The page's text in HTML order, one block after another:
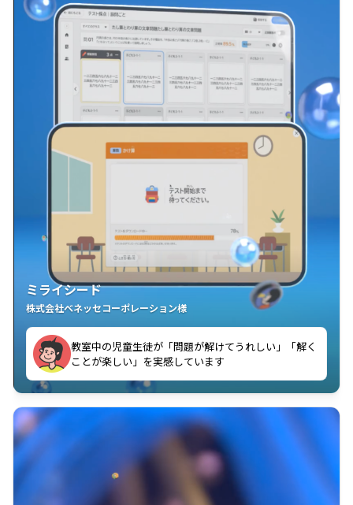
ミライシード
株式会社ベネッセコーポレーション様
児童生徒たちが自ら「学び合う」全員参加の授業が実
現しました
児童一人ひとりが理解度に応じて楽しく問題をとき進
められるようになりました